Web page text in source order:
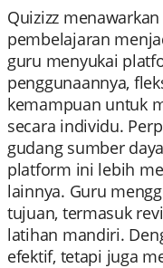
Quizizz
pembelajaran
guru menyukai
penggunaannya,
kemampuan untuk
secara individu.
gudang sumber
platform ini lebih
lainnya. Guru
tujuan, termasuk
latihan mandiri.
efektif, tetapi juga